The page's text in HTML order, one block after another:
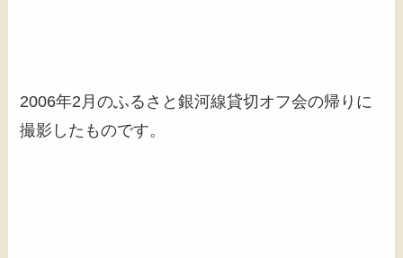
2006年2月のふるさと銀河線貸切オフ会の帰りに
撮影したものです。